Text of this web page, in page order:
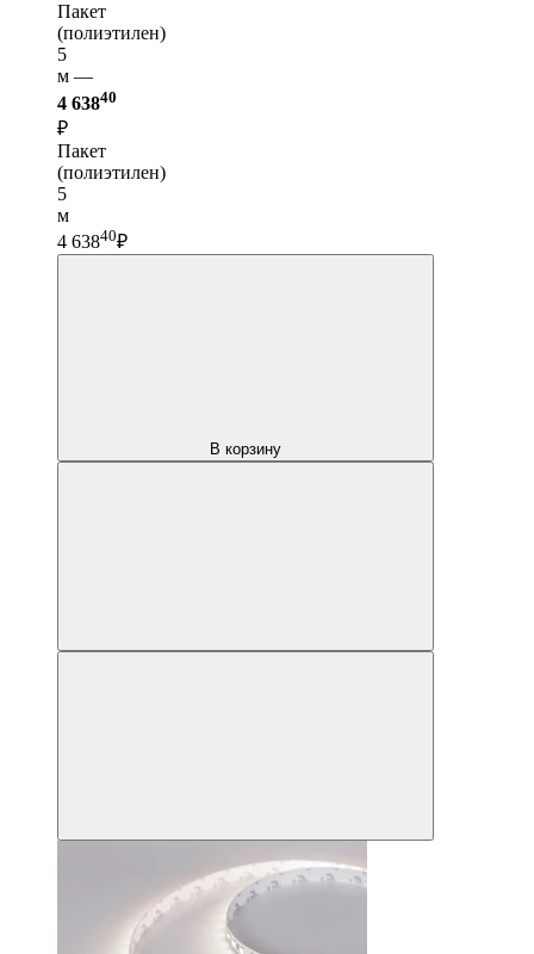
Пакет
(полиэтилен)
5
м —
4 63840
₽
Пакет
(полиэтилен)
5
м
4 63840₽
В корзину